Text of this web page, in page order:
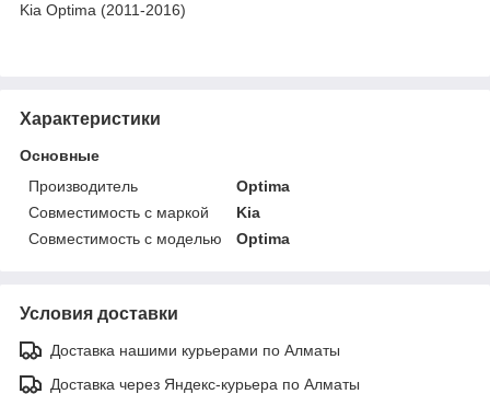
Kia Optima (2011-2016)
Характеристики
Основные
Производитель
Optima
Совместимость с маркой
Kia
Совместимость с моделью
Optima
Условия доставки
Доставка нашими курьерами по Алматы
Доставка через Яндекс-курьера по Алматы